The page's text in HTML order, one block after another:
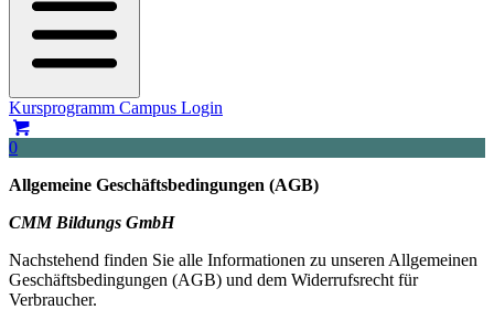
Kursprogramm Campus Login
0
Allgemeine Geschäftsbedingungen (AGB)
CMM Bildungs GmbH
Nachstehend finden Sie alle Informationen zu unseren Allgemeinen
Geschäftsbedingungen (AGB) und dem Widerrufsrecht für
Verbraucher.